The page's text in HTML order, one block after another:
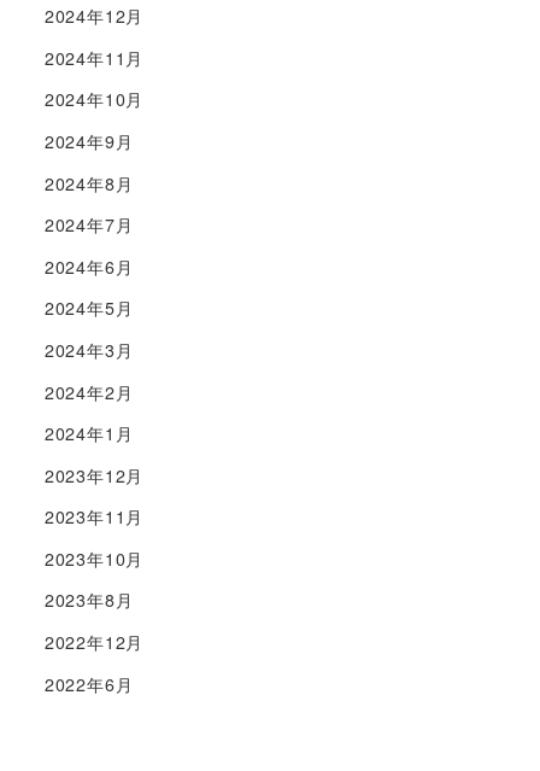
2024年12月
2024年11月
2024年10月
2024年9月
2024年8月
2024年7月
2024年6月
2024年5月
2024年3月
2024年2月
2024年1月
2023年12月
2023年11月
2023年10月
2023年8月
2022年12月
2022年6月